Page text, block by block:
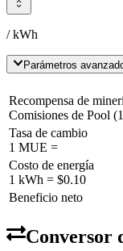
/ kWh
Parámetros
Recompensa de
Comisiones de Pool (
Tasa de cambio
1 MUE =
Costo de energía
1 kWh = $0.10
Beneficio neto
Conversor